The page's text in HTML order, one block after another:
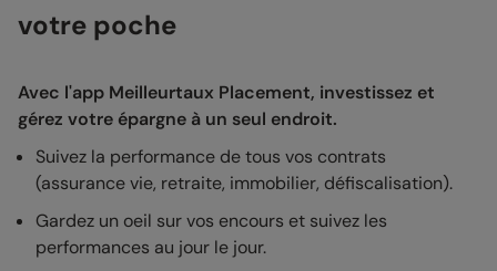
votre poche
Avec l'app Meilleurtaux Placement, investissez et
gérez votre épargne à un seul endroit.
Suivez la performance de tous vos contrats
(assurance vie, retraite, immobilier, défiscalisation).
Gardez un oeil sur vos encours et suivez les
performances au jour le jour.